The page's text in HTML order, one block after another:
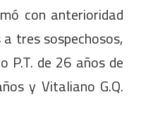
con anterioridad
tres sospechosos,
P.T. de 26 años de
y Vitaliano G.Q.